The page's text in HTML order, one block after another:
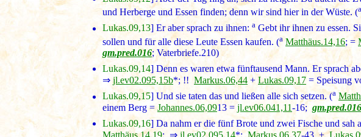
und Herberge und Essen finden; denn wir sind hier in der Wüste. (a
Lukas.09,13] Er aber sprach zu ihnen: a Gebt ihr ihnen zu essen.
sollen und für alle diese Leute Essen kaufen. (a Matthäus.14,16; =
gm.pred.016; Vaterbriefe.210)
Lukas.09,14] Denn es waren etwa fünftausend Mann. Er sprach
⇒jl.ev02.095,15b*; !! Markus.06,44 + Lukas.09,17 = Speisung
Lukas.09,15] Und sie taten das und ließen alle sich setzen. (a
einem Berg =Johannes.06,0913 = jl.ev06.041,11-16; gm.pred.016
Lukas.09,16] Da nahm er die fünf Brote und zwei Fische und sah